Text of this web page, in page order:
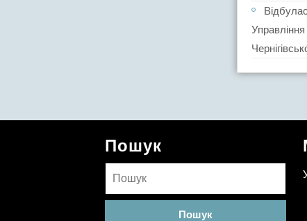
Пошук
Пошук: